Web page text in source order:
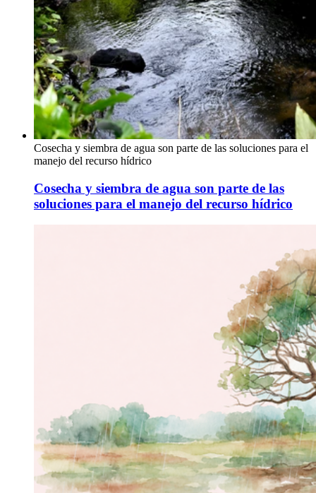
Cosecha y siembra de agua son parte de las soluciones para el
manejo del recurso hídrico
Cosecha y siembra de agua son parte de las
soluciones para el manejo del recurso hídrico